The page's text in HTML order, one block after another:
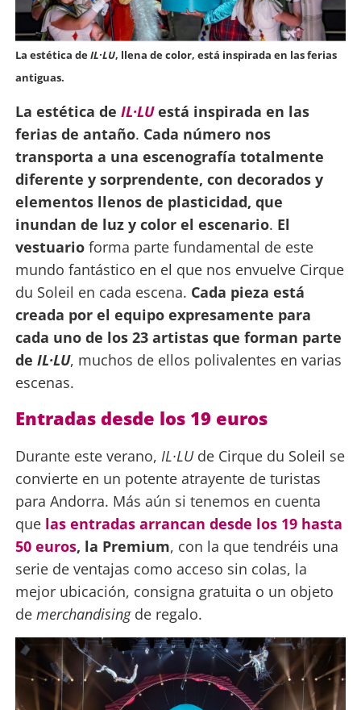
La estética deIL·LU, llena de color, está inspirada en las ferias
antiguas.
La estética de IL·LU está inspirada en las
ferias de antaño. Cada número nos
transporta a una escenografía totalmente
diferente y sorprendente, con decorados y
elementos llenos de plasticidad, que
inundan de luz y color el escenario. El
vestuario forma parte fundamental de este
mundo fantástico en el que nos envuelve Cirque
du Soleil en cada escena. Cada pieza está
creada por el equipo expresamente para
cada uno de los 23 artistas que forman parte
de IL·LU, muchos de ellos polivalentes en varias
escenas.
Entradas desde los 19 euros
Durante este verano, IL·LUde Cirque du Soleil se
convierte en un potente atrayente de turistas
para Andorra. Más aún si tenemos en cuenta
que las entradas arrancan desde los 19 hasta
50 euros, la Premium, con la que tendréis una
serie de ventajas como acceso sin colas, la
mejor ubicación, consigna gratuita o un objeto
de merchandisingde regalo.